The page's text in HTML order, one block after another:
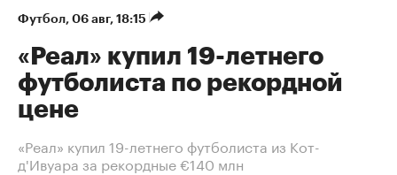
Футбол 06 авг, 18:15
«Реал» купил 19-летнего
футболиста по рекордной
цене
«Реал» купил 19-летнего футболиста из Кот-
д'Ивуара за рекордные €140 млн